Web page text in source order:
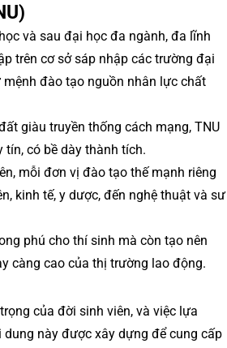
và sau đại học đa ngành, đa lĩnh
trên cơ sở sáp nhập các trường đại
đào tạo nguồn nhân lực chất
giàu truyền thống cách mạng, TNU
có bề dày thành tích.
mỗi đơn vị đào tạo thế mạnh riêng
kinh tế, y dược, đến nghệ thuật và sư
phú cho thí sinh mà còn tạo nên
càng cao của thị trường lao động.
của đời sinh viên, và việc lựa
này được xây dựng để cung cấp